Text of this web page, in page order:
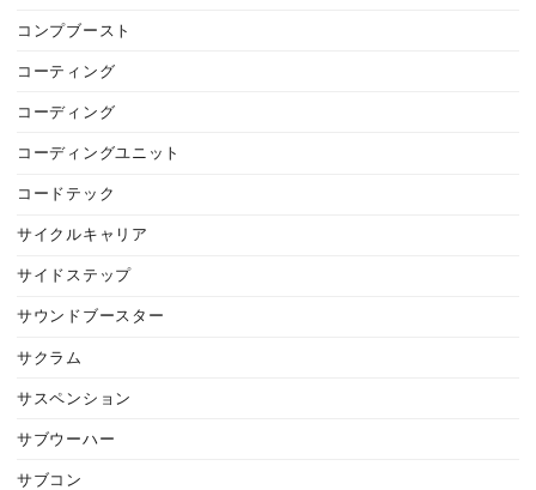
コンプブースト
コーティング
コーディング
コーディングユニット
コードテック
サイクルキャリア
サイドステップ
サウンドブースター
サクラム
サスペンション
サブウーハー
サブコン